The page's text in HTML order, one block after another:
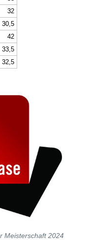
32
30,5
42
33,5
32,5
Meisterschaft 2024